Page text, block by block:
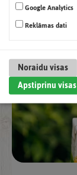
Google Analytics
Reklāmas dati
Noraidu visas
Apstiprinu visas